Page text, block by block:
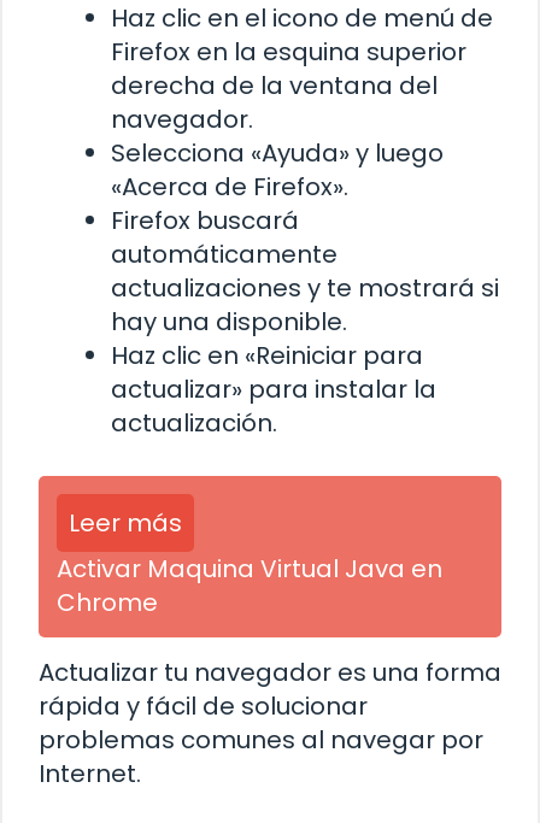
Haz clic en el icono de menú de
Firefox en la esquina superior
derecha de la ventana del
navegador.
Selecciona «Ayuda» y luego
«Acerca de Firefox».
Firefox buscará
automáticamente
actualizaciones y te mostrará si
hay una disponible.
Haz clic en «Reiniciar para
actualizar» para instalar la
actualización.
Leer más
Activar Maquina Virtual Java en
Chrome
Actualizar tu navegador es una forma
rápida y fácil de solucionar
problemas comunes al navegar por
Internet.